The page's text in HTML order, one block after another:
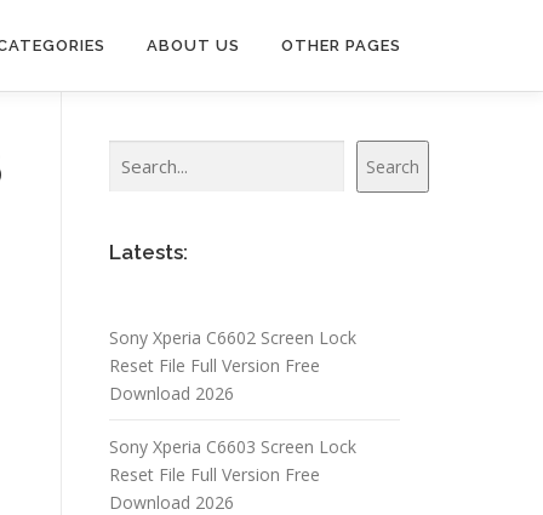
ABOUT US OTHER PAGES
Search
Latests:
Sony Xperia C6602 Screen Lock
Reset File Full Version Free
Download 2026
Sony Xperia C6603 Screen Lock
Reset File Full Version Free
Download 2026